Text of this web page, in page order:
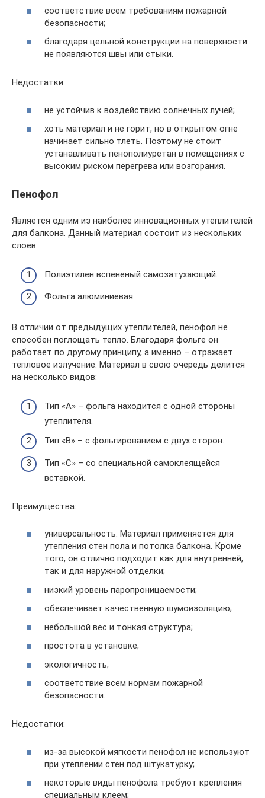
соответствие всем требованиям пожарной
безопасности;
благодаря цельной конструкции на поверхности
не появляются швы или стыки.
Недостатки:
не устойчив к воздействию солнечных лучей;
хоть материал и не горит, но в открытом огне
начинает сильно тлеть. Поэтому не стоит
устанавливать пенополиуретан в помещениях с
высоким риском перегрева или возгорания.
Пенофол
Является одним из наиболее инновационных утеплителей
для балкона. Данный материал состоит из нескольких
слоев:
Полиэтилен вспененый самозатухающий.
Фольга алюминиевая.
В отличии от предыдущих утеплителей, пенофол не
способен поглощать тепло. Благодаря фольге он
работает по другому принципу, а именно – отражает
тепловое излучение. Материал в свою очередь делится
на несколько видов:
Тип «А» – фольга находится с одной стороны
утеплителя.
Тип «В» – с фольгированием с двух сторон.
Тип «С» – со специальной самоклеящейся
вставкой.
Преимущества:
универсальность. Материал применяется для
утепления стен пола и потолка балкона. Кроме
того, он отлично подходит как для внутренней,
так и для наружной отделки;
низкий уровень паропроницаемости;
обеспечивает качественную шумоизоляцию;
небольшой вес и тонкая структура;
простота в установке;
экологичность;
соответствие всем нормам пожарной
безопасности.
Недостатки:
из-за высокой мягкости пенофол не используют
при утеплении стен под штукатурку;
некоторые виды пенофола требуют крепления
специальным клеем;